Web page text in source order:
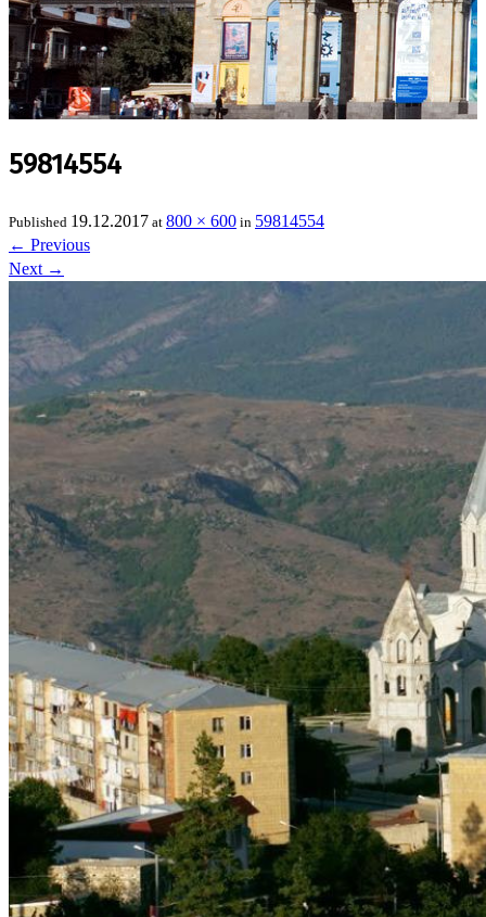
59814554
Published 19.12.2017 at 800 × 600 in 59814554
← Previous
Next →